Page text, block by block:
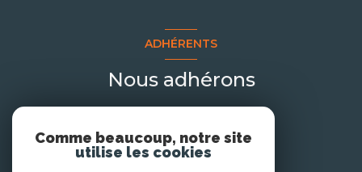
ADHÉRENTS
Nous adhérons
Comme beaucoup, notre site
utilise les cookies